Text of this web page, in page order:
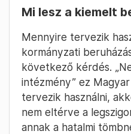
nyugvó költségvetést
megtörténnek, az
beindulhatnak a
szinten beszélnek a
15-20. között már alá
megállapodást.